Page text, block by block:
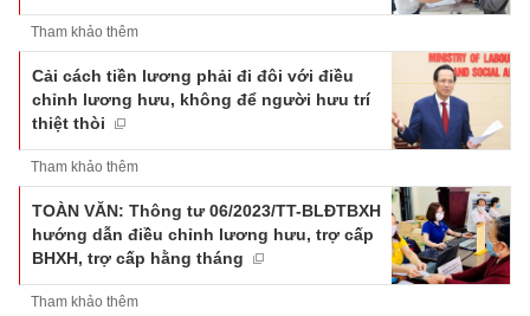
Tham khảo thêm
Cải cách tiền lương phải đi đôi với điều
chỉnh lương hưu, không để người hưu trí
thiệt thòi
Tham khảo thêm
TOÀN VĂN: Thông tư 06/2023/TT-BLĐTBXH
hướng dẫn điều chỉnh lương hưu, trợ cấp
BHXH, trợ cấp hằng tháng
Tham khảo thêm